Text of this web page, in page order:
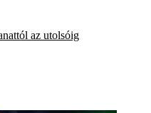
az utolsóig